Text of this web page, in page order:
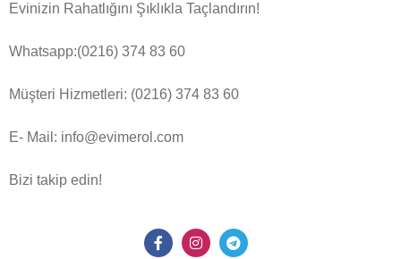
Evinizin Rahatlığını Şıklıkla Taçlandırın!
Whatsapp:(0216) 374 83 60
Müşteri Hizmetleri: (0216) 374 83 60
E- Mail: info@evimerol.com
Bizi takip edin!